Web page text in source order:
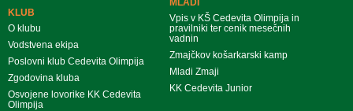
KLUB
O klubu
Vodstvena ekipa
Poslovni klub Cedevita Olimpija
Zgodovina kluba
Osvojene lovorike KK Cedevita
Olimpija
Vpis v KŠ Cedevita Olimpija in
pravilniki ter cenik mesečnih
vadnin
Zmajčkov košarkarski kamp
Mladi Zmaji
KK Cedevita Junior